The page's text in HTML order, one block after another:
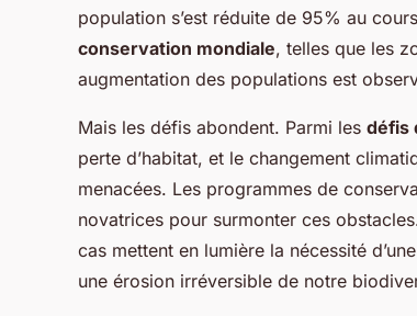
population s’est réduite de 95% au
conservation mondiale, telles que les
augmentation des populations est
Mais les défis abondent. Parmi les défis
perte d’habitat, et le changement
menacées. Les programmes de
novatrices pour surmonter ces
cas mettent en lumière la nécessité
une érosion irréversible de notre